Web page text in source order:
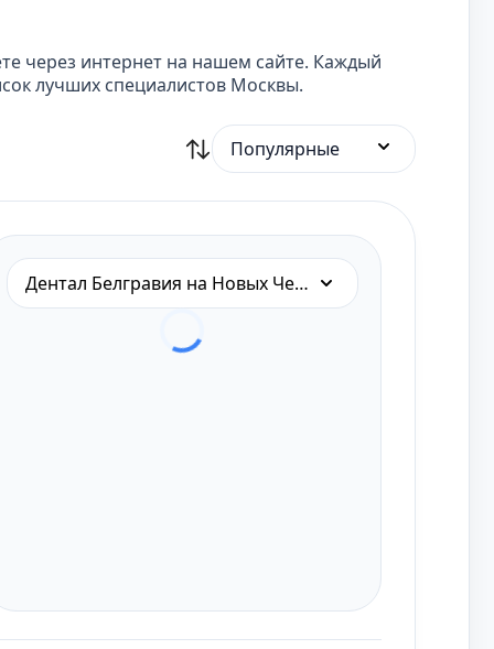
через интернет на нашем сайте. Каждый
лучших специалистов Москвы.
Популярные
Дентал Белгравия на Новых Черемушках